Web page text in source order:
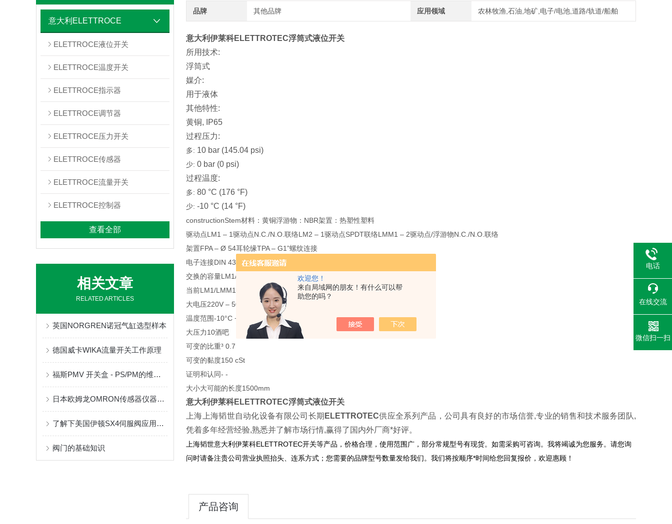
欢迎您！
来自局域网的朋友！有什么可以帮
助您的吗？
意大利ELETTROCE
ELETTROCE液位开关
ELETTROCE温度开关
ELETTROCE指示器
ELETTROCE调节器
ELETTROCE压力开关
ELETTROCE传感器
ELETTROCE流量开关
ELETTROCE控制器
查看全部
相关文章
RELATED ARTICLES
英国NORGREN诺冠气缸选型样本
德国威卡WIKA流量开关工作原理
福斯PMV 开关盒 - PS/PM的维修与保养
日本欧姆龙OMRON传感器仪器文献
了解下美国伊顿SX4伺服阀应用环境
阀门的基础知识
品牌 其他品牌 应用领域 农林牧渔,石油,地矿,电子/电池,道路/轨道/船舶
意大利伊莱科ELETTROTEC浮筒式液位开关
所用技术:
浮筒式
媒介:
用于液体
其他特性:
黄铜, IP65
过程压力:
多: 10 bar (145.04 psi)
少: 0 bar (0 psi)
过程温度:
多: 80 °C (176 °F)
少: -10 °C (14 °F)
constructionStem材料：黄铜浮游物：NBR架置：热塑性塑料
驱动点LM1 – 1驱动点N.C./N.O.联络LM2 – 1驱动点SPDT联络LMM1 – 2驱动点/浮游物N.C./N.O.联络
架置FPA – Ø 54耳轮缘TPA – G1”螺纹连接
电子连接DIN 43650 – PG09 – IP65
交换的容量LM1/LMM1 - 60W/VA LM2 – 30W/VA
当前LM1/LMM1- 0,8A (抗拒) LM2 - 0,5A (抗拒)
大电压220V – 50Hz
温度范围-10°C +80°C
大压力10酒吧
可变的比重³ 0.7
可变的黏度150 cSt
证明和认同- -
大小大可能的长度1500mm
意大利伊莱科ELETTROTEC浮筒式液位开关
上海上海韬世自动化设备有限公司长期 ELETTROTEC供应全系列产品，公司具有良好的市场信誉,专业的销售和技术服务团队,
凭着多年经营经验,熟悉并了解市场行情,赢得了国内外厂商*好评。
上海韬世意大利伊莱科ELETTROTEC开关等产品，价格合理，使用范围广，部分常规型号有现货。如需采购可咨询。我将竭诚为您服务。请您询
问时请备注贵公司营业执照抬头、连系方式；您需要的品牌型号数量发给我们。我们将按顺序*时间给您回复报价，欢迎惠顾！
产品咨询
电话
在线交流
微信扫一扫